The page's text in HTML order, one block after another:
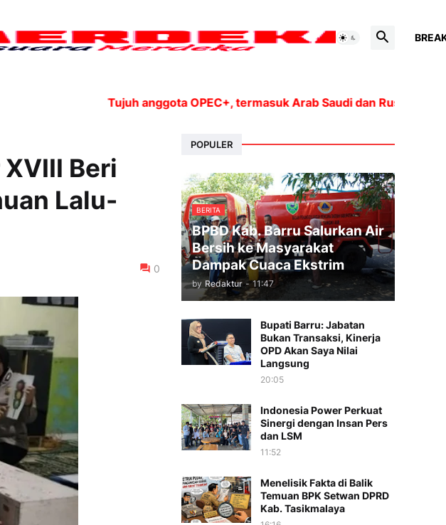
Tujuh anggota OPEC+, termasuk Arab Saudi dan Rusia, akan
Beri
Lalu-
0
POPULER
BERITA
BPBD Kab. Barru Salurkan Air
Bersih ke Masyarakat
Dampak Cuaca Ekstrim
by Redaktur - 11:47
Bupati Barru: Jabatan
Bukan Transaksi, Kinerja
OPD Akan Saya Nilai
Langsung
20:05
Indonesia Power Perkuat
Sinergi dengan Insan Pers
dan LSM
11:52
Menelisik Fakta di Balik
Temuan BPK Setwan DPRD
Kab. Tasikmalaya